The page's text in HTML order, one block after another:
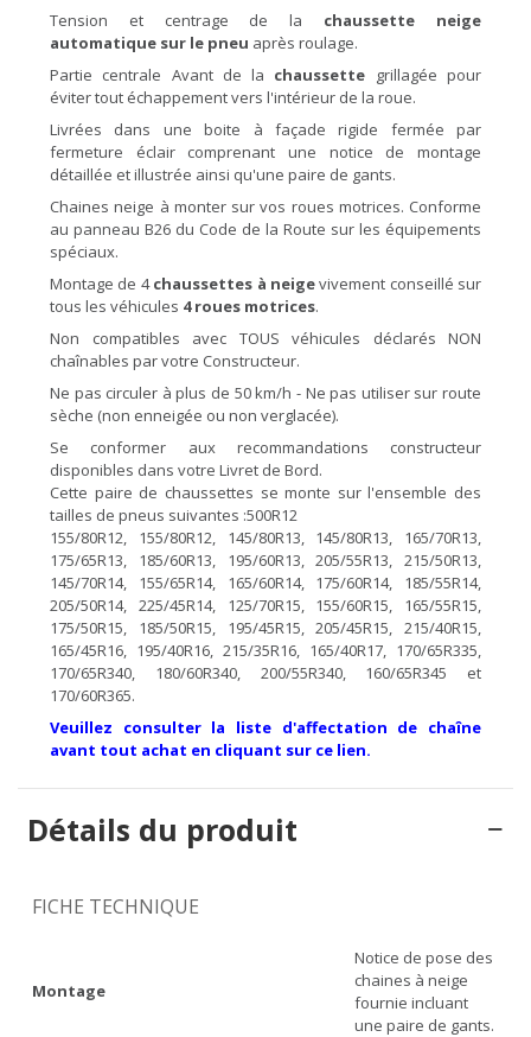
Tension et centrage de la chaussette neige
automatique sur le pneu après roulage.
Partie centrale Avant de la chaussette grillagée pour
éviter tout échappement vers l'intérieur de la roue.
Livrées dans une boite à façade rigide fermée par
fermeture éclair comprenant une notice de montage
détaillée et illustrée ainsi qu'une paire de gants.
Chaines neige à monter sur vos roues motrices. Conforme
au panneau B26 du Code de la Route sur les équipements
spéciaux.
Montage de 4chaussettes à neigevivement conseillé sur
tous les véhicules 4 roues motrices.
Non compatibles avec TOUS véhicules déclarés NON
chaînables par votre Constructeur.
Ne pas circuler à plus de 50 km/h - Ne pas utiliser sur route
sèche (non enneigée ou non verglacée).
Se conformer aux recommandations constructeur
disponibles dans votre Livret de Bord.
Cette paire de chaussettes se monte sur l'ensemble des
tailles de pneus suivantes :500R12
155/80R12, 155/80R12, 145/80R13, 145/80R13, 165/70R13,
175/65R13, 185/60R13, 195/60R13, 205/55R13, 215/50R13,
145/70R14, 155/65R14, 165/60R14, 175/60R14, 185/55R14,
205/50R14, 225/45R14, 125/70R15, 155/60R15, 165/55R15,
175/50R15, 185/50R15, 195/45R15, 205/45R15, 215/40R15,
165/45R16, 195/40R16, 215/35R16, 165/40R17, 170/65R335,
170/65R340, 180/60R340, 200/55R340, 160/65R345 et
170/60R365.
Veuillez consulter la liste d'affectation de chaîne
avant tout achat en cliquant sur ce lien.
Détails du produit
FICHE TECHNIQUE
Montage
Notice de pose des
chaines à neige
fournie incluant
une paire de gants.